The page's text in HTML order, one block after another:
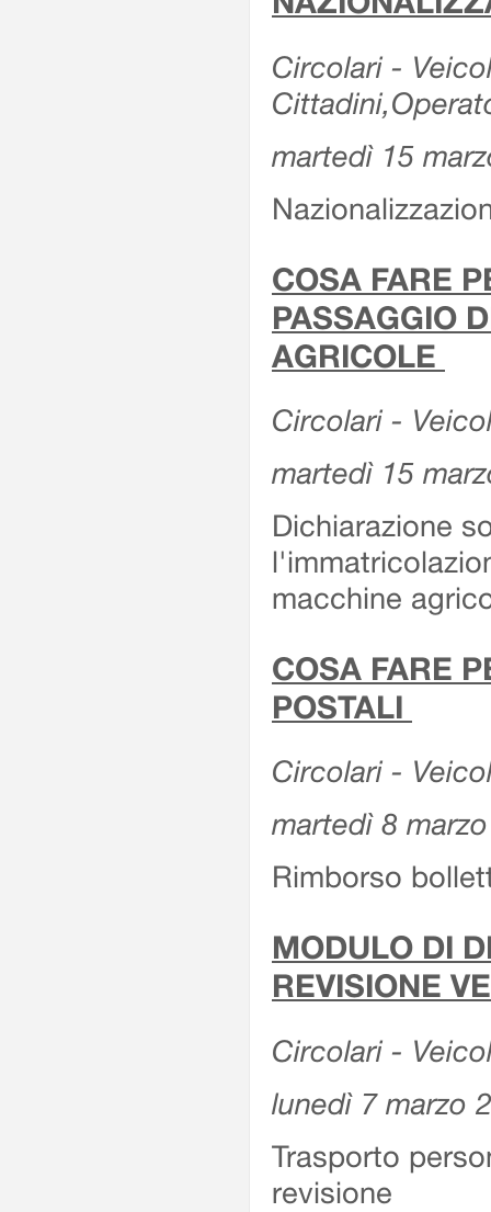
Circolari -
martedì 15
COSA FARE
PASSAGGIO
AGRICOLE
Circolari -
martedì 15
Dichiarazione
macchine
COSA FARE
POSTALI
Circolari -
martedì 8
Rimborso
MODULO DI
REVISIONE
Circolari -
lunedì 7 marzo
Trasporto
revisione